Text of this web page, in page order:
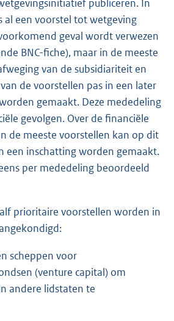
publiceren. In
al een voorstel tot wetgeving
geval wordt verwezen
BNC-fiche), maar in de meeste
van de subsidiariteit en
de voorstellen pas in een later
gemaakt. Deze mededeling
gevolgen. Over de financiële
de meeste voorstellen kan op dit
een inschatting worden gemaakt.
per mededeling beoordeeld
prioritaire voorstellen worden in
scheppen voor
(venture capital) om
andere lidstaten te